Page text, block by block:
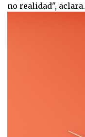
no realidad", aclara.